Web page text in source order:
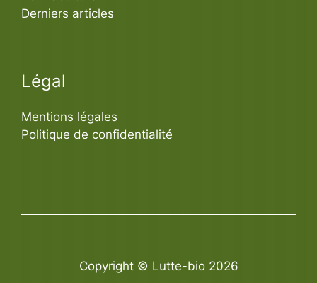
Derniers articles
Légal
Mentions légales
Politique de confidentialité
Copyright © Lutte-bio 2026